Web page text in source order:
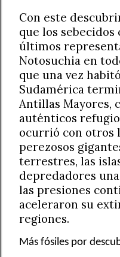
Con este
que los
últimos
Notosuchia en
que una vez
Sudamérica
Antillas Mayores,
auténticos
ocurrió con otros
perezosos
terrestres, las
depredadores
las presiones
aceleraron su
regiones.
Más fósiles por